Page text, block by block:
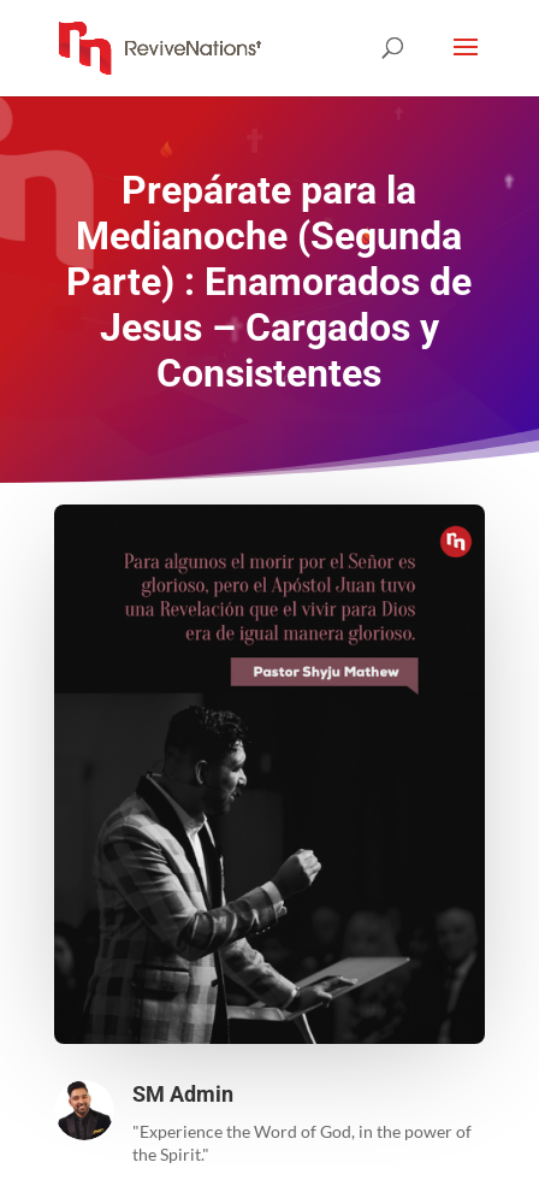
Prepárate para la
Medianoche (Segunda
Parte) : Enamorados de
Jesus – Cargados y
Consistentes
SM Admin
"Experience the Word of God, in the power of
the Spirit."